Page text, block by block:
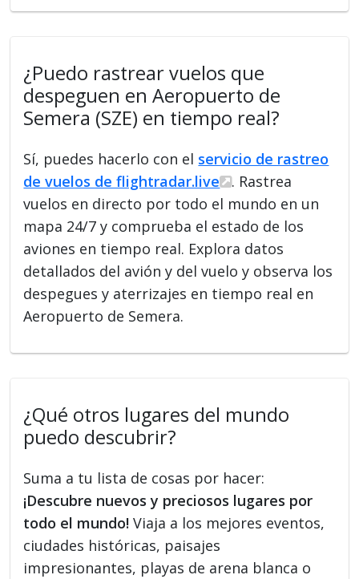
¿Puedo rastrear vuelos que
despeguen en Aeropuerto de
Semera (SZE) en tiempo real?
Sí, puedes hacerlo con el servicio de rastreo
de vuelos de flightradar.live
. Rastrea
vuelos en directo por todo el mundo en un
mapa 24/7 y comprueba el estado de los
aviones en tiempo real. Explora datos
detallados del avión y del vuelo y observa los
despegues y aterrizajes en tiempo real en
Aeropuerto de Semera.
¿Qué otros lugares del mundo
puedo descubrir?
Suma a tu lista de cosas por hacer:
¡Descubre nuevos y preciosos lugares por
todo el mundo! Viaja a los mejores eventos,
ciudades históricas, paisajes
impresionantes, playas de arena blanca o